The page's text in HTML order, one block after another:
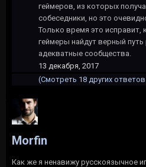
геймеров, из которых
собеседники, но это
Только время это
геймеры найдут верный путь
адекватные сообщества.
13 декабря, 2017
(Смотреть 18 других
Morfin
Как же я ненавижу русскоязычное